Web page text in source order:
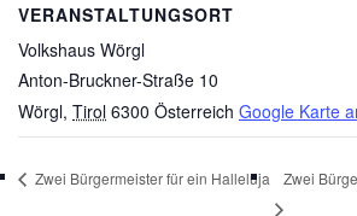
VERANSTALTUNGSORT
Volkshaus Wörgl
Anton-Bruckner-Straße 10
Wörgl, Tirol 6300 Österreich Google Karte
Zwei Bürgermeister für ein Halleluja Zwei